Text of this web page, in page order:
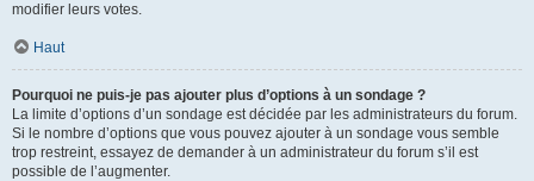
modifier leurs votes.
Haut
Pourquoi ne puis-je pas ajouter plus d’options à un sondage ?
La limite d’options d’un sondage est décidée par les administrateurs du forum.
Si le nombre d’options que vous pouvez ajouter à un sondage vous semble
trop restreint, essayez de demander à un administrateur du forum s’il est
possible de l’augmenter.